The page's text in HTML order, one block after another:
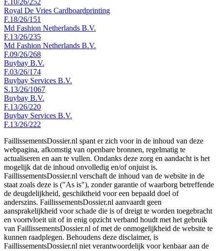
Royal De Vries Cardboardprinting
F.18/26/151
Md Fashion Netherlands B.V.
F.13/26/235
Md Fashion Netherlands B.V.
F.09/26/268
Buybay B.V.
F.03/26/174
Buybay Services B.V.
S.13/26/1067
Buybay B.V.
F.13/26/220
Buybay Services B.V.
F.13/26/222
FaillissementsDossier.nl spant er zich voor in de inhoud van deze
webpagina, afkomstig van openbare bronnen, regelmatig te
actualiseren en aan te vullen. Ondanks deze zorg en aandacht is het
mogelijk dat de inhoud onvolledig en/of onjuist is.
FaillissementsDossier.nl verschaft de inhoud van de website in de
staat zoals deze is ("As is"), zonder garantie of waarborg betreffende
de deugdelijkheid, geschiktheid voor een bepaald doel of
anderszins. FaillissementsDossier.nl aanvaardt geen
aansprakelijkheid voor schade die is of dreigt te worden toegebracht
en voortvloeit uit of in enig opzicht verband houdt met het gebruik
van FaillissementsDossier.nl of met de onmogelijkheid de website te
kunnen raadplegen. Behoudens deze disclaimer, is
FaillissementsDossier.nl niet verantwoordelijk voor kenbaar aan de